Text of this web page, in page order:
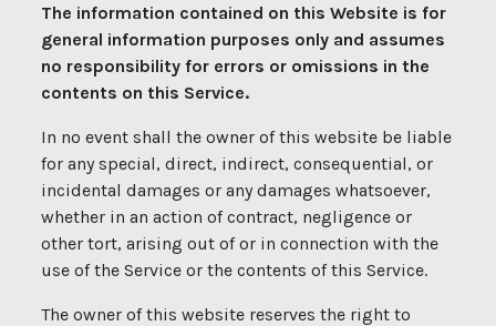
The information contained on this Website is for
general information purposes only and assumes
no responsibility for errors or omissions in the
contents on this Service.
In no event shall the owner of this website be liable
for any special, direct, indirect, consequential, or
incidental damages or any damages whatsoever,
whether in an action of contract, negligence or
other tort, arising out of or in connection with the
use of the Service or the contents of this Service.
The owner of this website reserves the right to